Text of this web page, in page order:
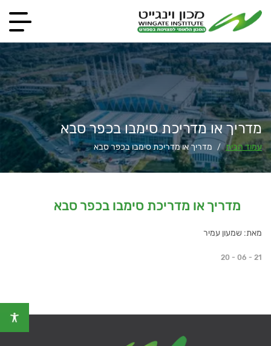
מדריך או מדריכת סימבו בכפר סבא
עמוד הבית / מדריך או מדריכת סימבו בכפר סבא
מדריך או מדריכת סימבו בכפר סבא
מאת: שמעון עמיר
20 - 06 - 21